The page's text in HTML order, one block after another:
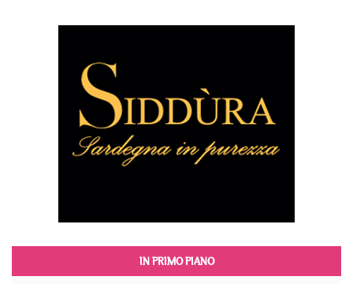
IN PRIMO PIANO